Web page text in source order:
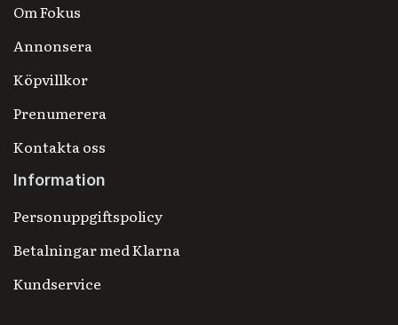
Om Fokus
Annonsera
Köpvillkor
Prenumerera
Kontakta oss
Information
Personuppgiftspolicy
Betalningar med Klarna
Kundservice